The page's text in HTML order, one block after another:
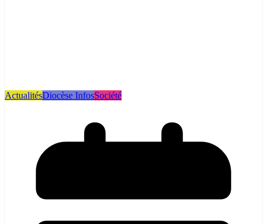
ActualitésDiocèse InfosSociété